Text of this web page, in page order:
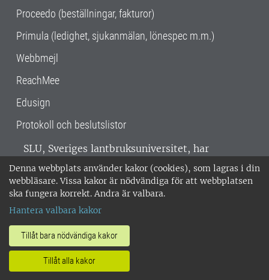
Denna webbplats använder kakor (cookies), som lagras i din
webbläsare. Vissa kakor är nödvändiga för att webbplatsen
ska fungera korrekt. Andra är valbara.
Hantera valbara kakor
Tillåt bara nödvändiga kakor
Tillåt alla kakor
Proceedo (beställningar, fakturor)
Primula (ledighet, sjukanmälan, lönespec m.m.)
Webbmejl
ReachMee
Edusign
Protokoll och beslutslistor
SLU, Sveriges lantbruksuniversitet, har
verksamhet över hela Sverige. Huvudorter är
Alnarp, Uppsala och Umeå.SLU är
miljöcertifierat enligt ISO 14001. •
018-67 10 00 • Org nr: 202100-2817 •
Om SLU:s webbplatser
•Hantera kakor•Behandling av
personuppgifter